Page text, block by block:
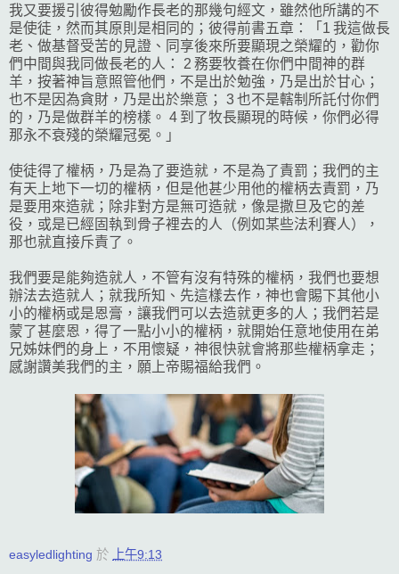
我又要援引彼得勉勵作長老的那幾句經文，雖然他所講的不
是使徒，然而其原則是相同的；彼得前書五章：「1 我這做長
老、做基督受苦的見證、同享後來所要顯現之榮耀的，勸你
們中間與我同做長老的人： 2 務要牧養在你們中間神的群
羊，按著神旨意照管他們，不是出於勉強，乃是出於甘心；
也不是因為貪財，乃是出於樂意； 3 也不是轄制所託付你們
的，乃是做群羊的榜樣。 4 到了牧長顯現的時候，你們必得
那永不衰殘的榮耀冠冕。」
使徒得了權柄，乃是為了要造就，不是為了責罰；我們的主
有天上地下一切的權柄，但是他甚少用他的權柄去責罰，乃
是要用來造就；除非對方是無可造就，像是撒旦及它的差
役，或是已經固執到骨子裡去的人（例如某些法利賽人），
那也就直接斥責了。
我們要是能夠造就人，不管有沒有特殊的權柄，我們也要想
辦法去造就人；就我所知、先這樣去作，神也會賜下其他小
小的權柄或是恩膏，讓我們可以去造就更多的人；我們若是
蒙了甚麼恩，得了一點小小的權柄，就開始任意地使用在弟
兄姊妹們的身上，不用懷疑，神很快就會將那些權柄拿走；
感謝讚美我們的主，願上帝賜福給我們。
easyledlighting 於 上午9:13